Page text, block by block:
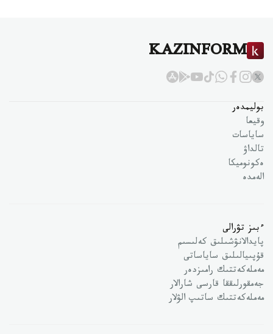
KAZINFORM
بوليمدەر
وقيعا
ساياسات
تالداۋ
ەكونوميكا
الەمدە
ءبىز تۋرالى
پايدالانۋشىلىق كەلىسىم
قۇپىيالىلىق ساياساتى
مەملەكەتتىك رامىزدەر
جەمقورلىققا قارسى شارالار
مەملەكەتتىك ساتىپ الۋلار